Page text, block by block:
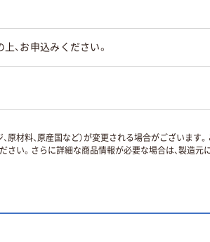
、お申込みください。
原材料、原産国など）が変更される場合がございます
い。さらに詳細な商品情報が必要な場合は、製造元